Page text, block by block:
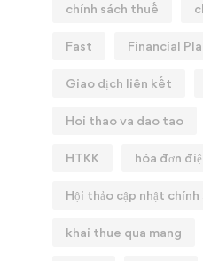
chính sách thuế
Fast Financial
Giao dịch liên kết
Hoi thao va dao tao
HTKK hóa đơn
Hội thảo cập nhật
khai thue qua mang